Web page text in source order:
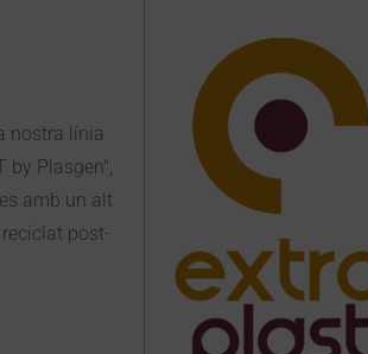
nostra línia
by Plasgen",
amb un alt
post-